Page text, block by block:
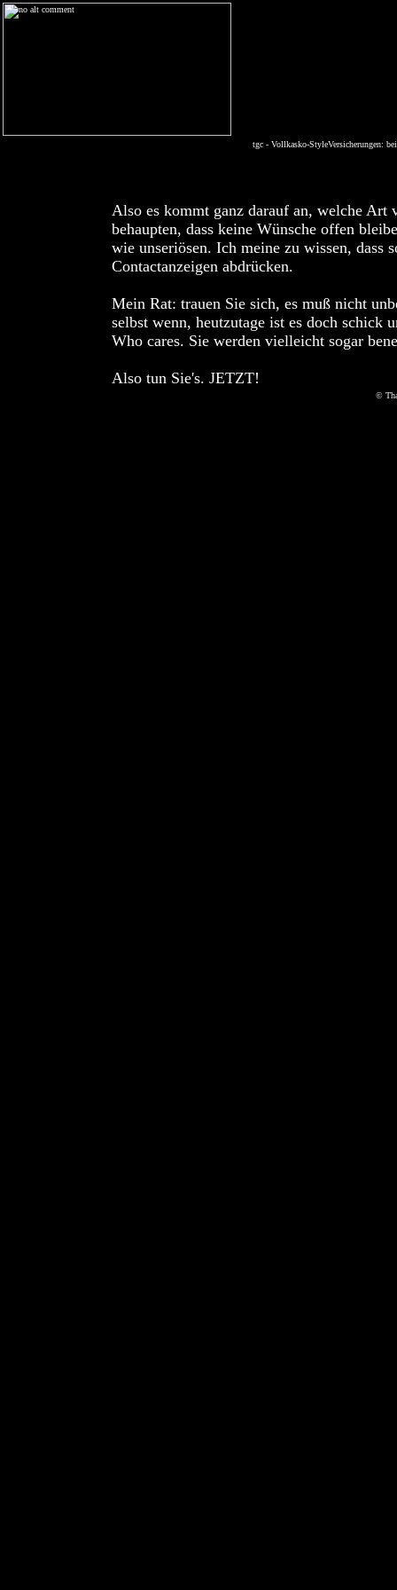
tgc - Vollkasko-StyleVersicherungen:
Also es kommt ganz darauf an, welche Art
behaupten, dass keine Wünsche offen
wie unseriösen. Ich meine zu wissen, dass
Contactanzeigen abdrücken.
Mein Rat: trauen Sie sich, es muß nicht
selbst wenn, heutzutage ist es doch schick
Who cares. Sie werden vielleicht sogar
Also tun Sie's. JETZT!
©